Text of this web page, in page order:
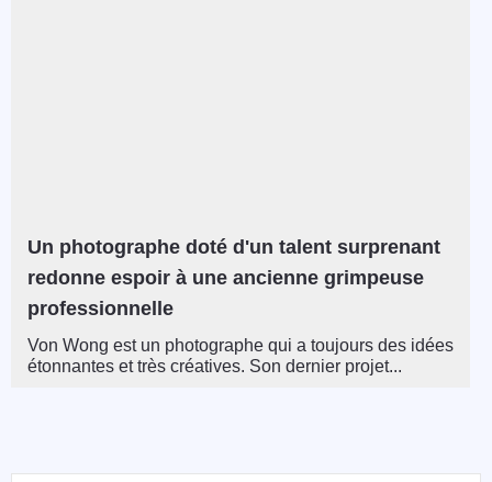
Un photographe doté d'un talent surprenant
redonne espoir à une ancienne grimpeuse
professionnelle
Von Wong est un photographe qui a toujours des idées
étonnantes et très créatives. Son dernier projet...